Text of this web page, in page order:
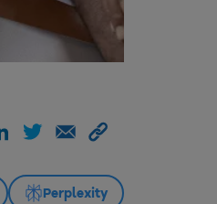
Perplexity